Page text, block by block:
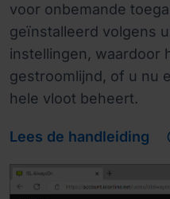
voor onbemande
geïnstalleerd volgens
instellingen, waardoor
gestroomlijnd, of u nu
hele vloot beheert.
Lees de handleiding